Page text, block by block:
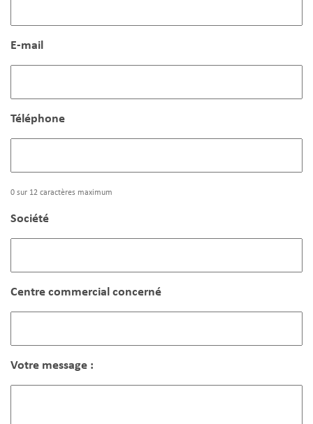
E-mail
Téléphone
0 sur 12 caractères maximum
Société
Centre commercial concerné
Votre message :